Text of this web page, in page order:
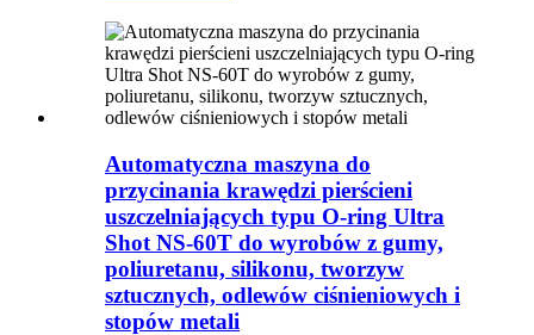
Automatyczna maszyna do
przycinania krawędzi pierścieni
uszczelniających typu O-ring Ultra
Shot NS-60T do wyrobów z gumy,
poliuretanu, silikonu, tworzyw
sztucznych, odlewów ciśnieniowych i
stopów metali